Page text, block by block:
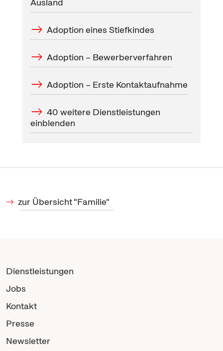
Ausland
Adoption eines Stiefkindes
Adoption – Bewerberverfahren
Adoption – Erste Kontaktaufnahme
40 weitere Dienstleistungen
einblenden
zur Übersicht "Familie"
Dienstleistungen
Jobs
Kontakt
Presse
Newsletter